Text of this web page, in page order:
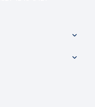
Toggle
Toggle